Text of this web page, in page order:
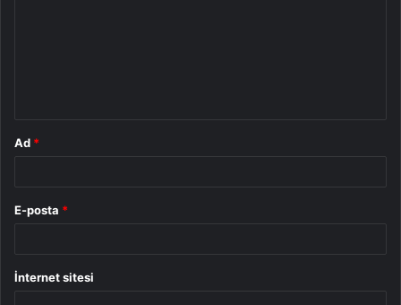
Ad *
E-posta *
İnternet sitesi